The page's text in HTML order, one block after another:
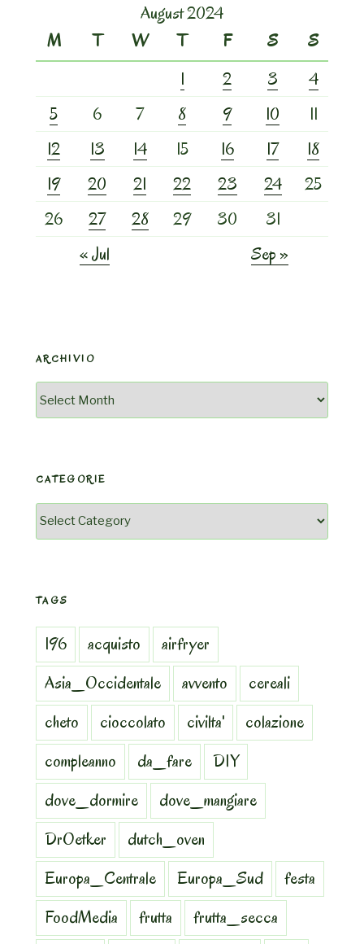
August 2024
M
T W T F S
S
1
2 3
4
5
6 7 8 9 10
11
12
13 14 15 16 17
18
19
20 21 22 23 24
25
26
27 28 29 30
31
« Jul
Sep »
ARCHIVIO
Archivio
CATEGORIE
Categorie
TAGS
196 acquisto
airfryer
Asia_Occidentale
avvento
cereali
cheto
cioccolato civilta'
colazione
compleanno
da_fare
DIY
dove_dormire
dove_mangiare
DrOetker
dutch_oven
Europa_Centrale
Europa_Sud
festa
FoodMedia
frutta
frutta_secca